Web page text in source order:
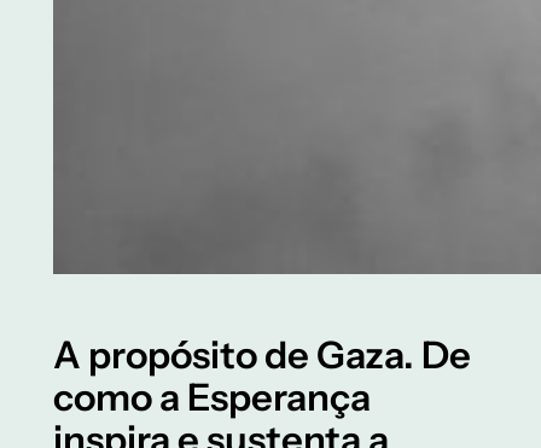
A propósito de Gaza. De
como a Esperança